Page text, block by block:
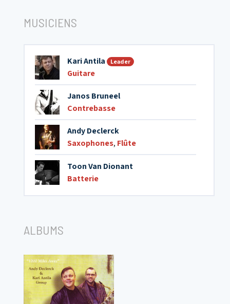
MUSICIENS
Kari Antila Leader
Guitare
Janos Bruneel
Contrebasse
Andy Declerck
Saxophones, Flûte
Toon Van Dionant
Batterie
ALBUMS